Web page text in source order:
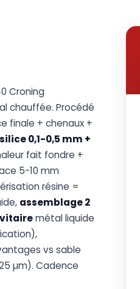
Croning
chauffée. Procédé
finale + chenaux +
0,1-0,5 mm +
fait fondre +
5-10 mm
résine =
assemblage 2
métal liquide
vs sable
µm). Cadence